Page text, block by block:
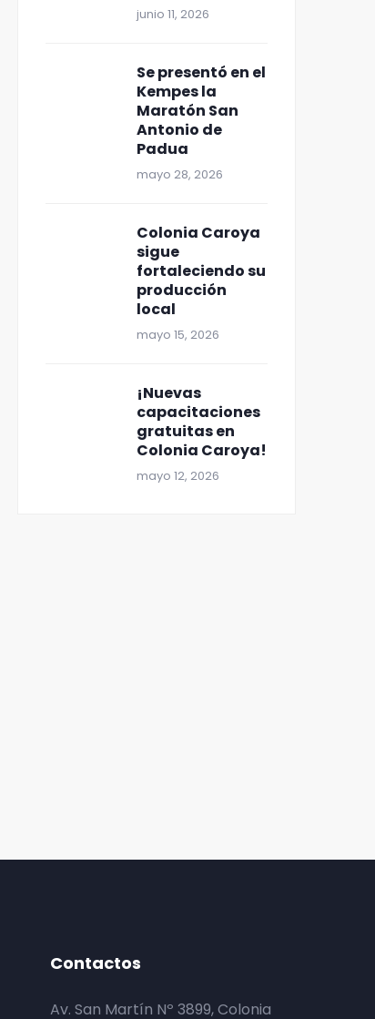
junio 11, 2026
Se presentó en el
Kempes la
Maratón San
Antonio de
Padua
mayo 28, 2026
Colonia Caroya
sigue
fortaleciendo su
producción
local
mayo 15, 2026
¡Nuevas
capacitaciones
gratuitas en
Colonia Caroya!
mayo 12, 2026
Contactos
Av. San Martín Nº 3899, Colonia